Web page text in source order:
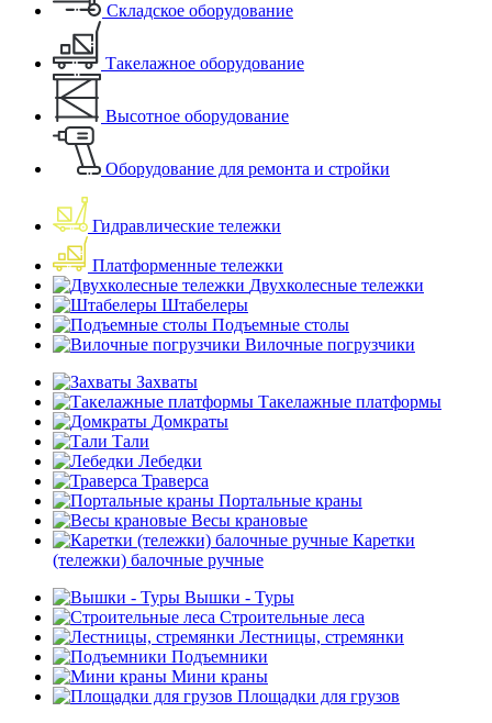
Складское оборудование
Такелажное оборудование
Высотное оборудование
Оборудование для ремонта и стройки
Гидравлические тележки
Платформенные тележки
Двухколесные тележки
Штабелеры
Подъемные столы
Вилочные погрузчики
Захваты
Такелажные платформы
Домкраты
Тали
Лебедки
Траверса
Портальные краны
Весы крановые
Каретки
(тележки) балочные ручные
Вышки - Туры
Строительные леса
Лестницы, стремянки
Подъемники
Мини краны
Площадки для грузов